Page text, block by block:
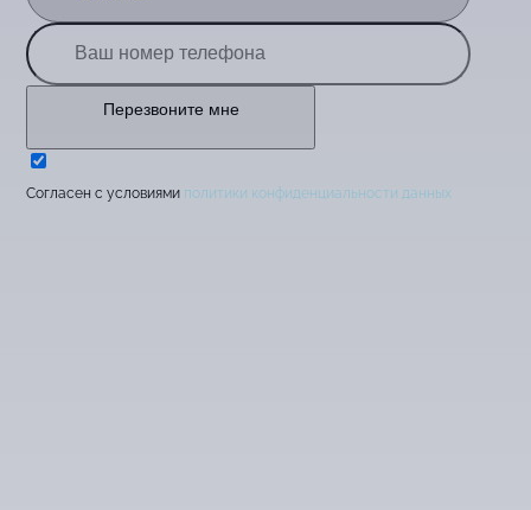
Перезвоните мне
Cогласен с условиями политики конфиденциальности данных